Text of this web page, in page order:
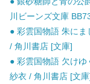
川ビーンズ文庫
● 彩雲国物語 朱に
/ 角川書店 [文庫]
● 彩雲国物語 欠け
紗衣 / 角川書店 [文